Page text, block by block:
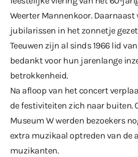
Weerter Mannenkoor.
jubilarissen in het zonnetje
Teeuwen zijn al sinds 1966 lid
bedankt voor hun jarenlange
betrokkenheid.
Na afloop van het concert
de festiviteiten zich naar buiten.
Museum W werden bezoekers
extra muzikaal optreden van de
muzikanten.